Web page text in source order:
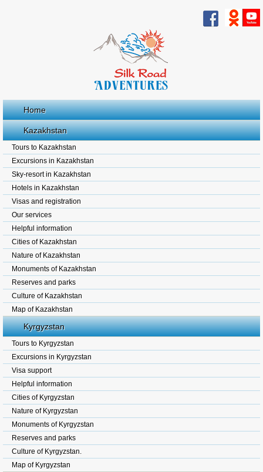
Home
Kazakhstan
Tours to Kazakhstan
Excursions in Kazakhstan
Sky-resort in Kazakhstan
Hotels in Kazakhstan
Visas and registration
Our services
Helpful information
Cities of Kazakhstan
Nature of Kazakhstan
Monuments of Kazakhstan
Reserves and parks
Culture of Kazakhstan
Map of Kazakhstan
Kyrgyzstan
Tours to Kyrgyzstan
Excursions in Kyrgyzstan
Visa support
Helpful information
Cities of Kyrgyzstan
Nature of Kyrgyzstan
Monuments of Kyrgyzstan
Reserves and parks
Culture of Kyrgyzstan.
Map of Kyrgyzstan